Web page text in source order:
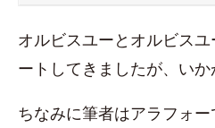
オルビスユーとオルビス
ートしてきましたが、い
ちなみに筆者はアラフォ